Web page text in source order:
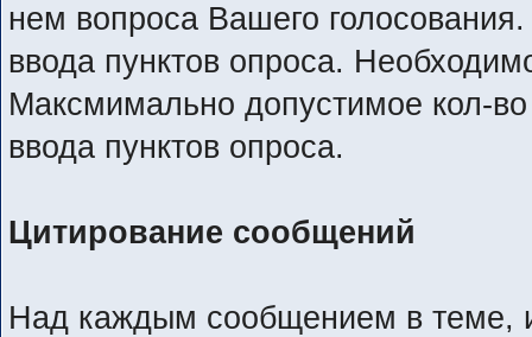
нем вопроса Вашего
ввода пунктов опроса.
Максмимально допустимое кол-во
ввода пунктов опроса.
Цитирование сообщений
Над каждым сообщением в теме,